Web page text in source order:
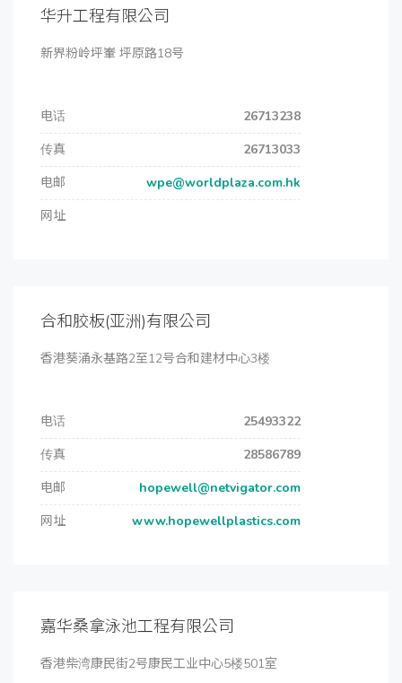
华升工程有限公司
新界粉岭坪輋 坪原路18号
电话
26713238
传真
26713033
电邮
wpe@worldplaza.com.hk
网址
合和胶板(亚洲)有限公司
香港葵涌永基路2至12号合和建材中心3楼
电话
25493322
传真
28586789
电邮
hopewell@netvigator.com
网址
www.hopewellplastics.com
嘉华桑拿泳池工程有限公司
香港柴湾康民街2号康民工业中心5楼501室